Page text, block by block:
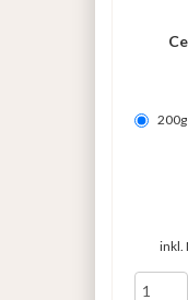
200g
inkl.